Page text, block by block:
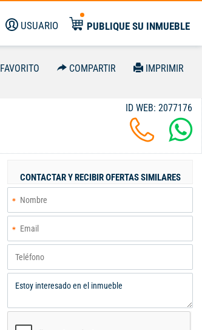
USUARIO PUBLIQUE SU INMUEBLE
FAVORITO COMPARTIR IMPRIMIR
ID WEB: 2077176
CONTACTAR Y RECIBIR OFERTAS SIMILARES